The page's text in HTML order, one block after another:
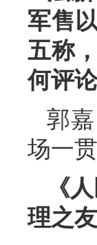
军售
五称
何评
郭
场一
《
理之